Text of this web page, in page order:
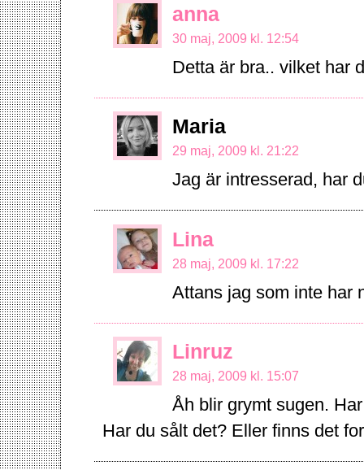
anna
30 maj, 2009 kl. 12:54
Detta är bra.. vilket har
Maria
29 maj, 2009 kl. 21:22
Jag är intresserad, har
Lina
28 maj, 2009 kl. 17:22
Attans jag som inte
Linruz
28 maj, 2009 kl. 15:07
Åh blir grymt sugen.
Har du sålt det? Eller finns det